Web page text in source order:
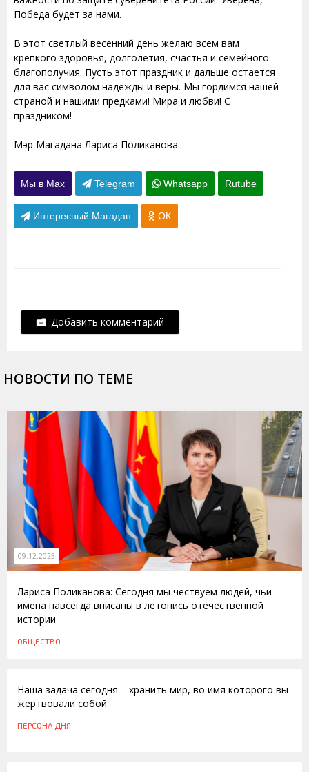
Победа будет за нами.
В этот светлый весенний день желаю всем вам
крепкого здоровья, долголетия, счастья и семейного
благополучия. Пусть этот праздник и дальше остается
для вас символом надежды и веры. Мы гордимся нашей
страной и нашими предками! Мира и любви! С
праздником!
Мэр Магадана Лариса Поликанова.
Мы в Max Telegram Whatsapp Rutube
Интересный Магадан ОК
Добавить комментарий
НОВОСТИ ПО ТЕМЕ
09.12.2025
Лариса Поликанова: Сегодня мы чествуем людей, чьи
имена навсегда вписаны в летопись отечественной
истории
ОБЩЕСТВО
Наша задача сегодня – хранить мир, во имя которого вы
жертвовали собой.
ПЕРСОНА ДНЯ